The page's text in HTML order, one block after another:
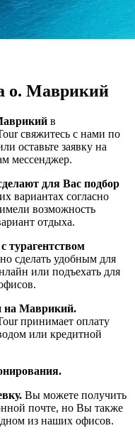
о. Маврикий
в
свяжитесь с нами по
оставьте заявку на
мессенджер.
для Вас подбор
вариантах согласно
возможность
отдыха.
турагентством
сделать удобным для
или подъехать для
на Маврикий.
принимает оплату
или кредитной
Вы можете получить
почте, но Вы также
из наших офисов.